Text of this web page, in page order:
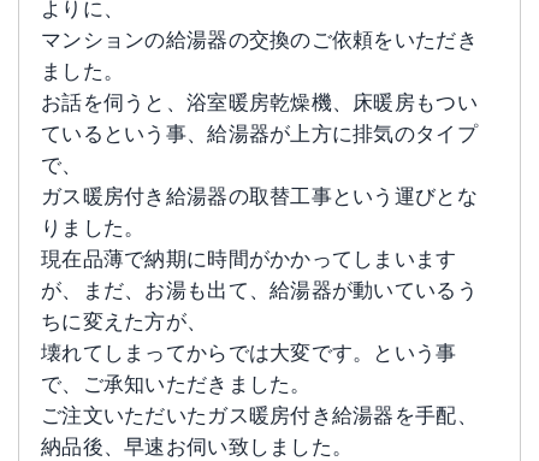
よりに、
マンションの給湯器の交換のご依頼をいただき
ました。
お話を伺うと、浴室暖房乾燥機、床暖房もつい
ているという事、給湯器が上方に排気のタイプ
で、
ガス暖房付き給湯器の取替工事という運びとな
りました。
現在品薄で納期に時間がかかってしまいます
が、まだ、お湯も出て、給湯器が動いているう
ちに変えた方が、
壊れてしまってからでは大変です。という事
で、ご承知いただきました。
ご注文いただいたガス暖房付き給湯器を手配、
納品後、早速お伺い致しました。